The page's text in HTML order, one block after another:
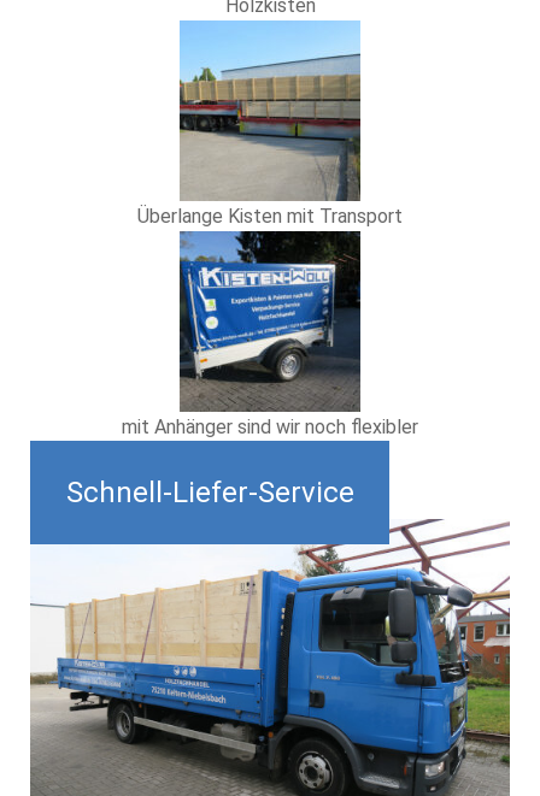
Schnell-Liefer-Service
Holzkisten
Überlange Kisten mit Transport
mit Anhänger sind wir noch flexibler